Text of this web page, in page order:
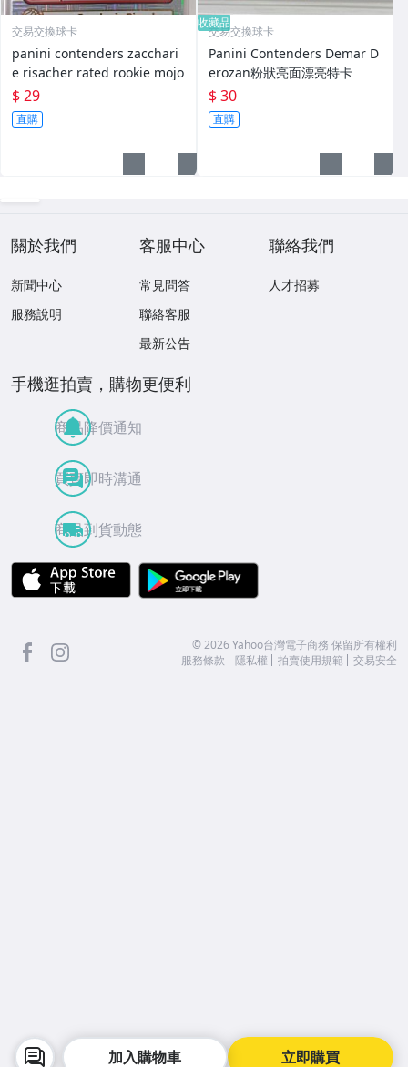
立即購買
加入購物車
交易交換球卡
panini contenders zacchari
e risacher rated rookie mojo
$ 29
直購
收藏品
交易交換球卡
Panini Contenders Demar D
erozan粉狀亮面漂亮特卡
$ 30
直購
關於我們
新聞中心
服務說明
客服中心
常見問答
聯絡客服
最新公告
聯絡我們
人才招募
手機逛拍賣，購物更便利
商品降價通知
買賣即時溝通
商品到貨動態
APP Store
facebook ©2026 Yahoo台灣電子商務 保留所有權利
服務條款
隱私權 拍賣使用規範 交易安全